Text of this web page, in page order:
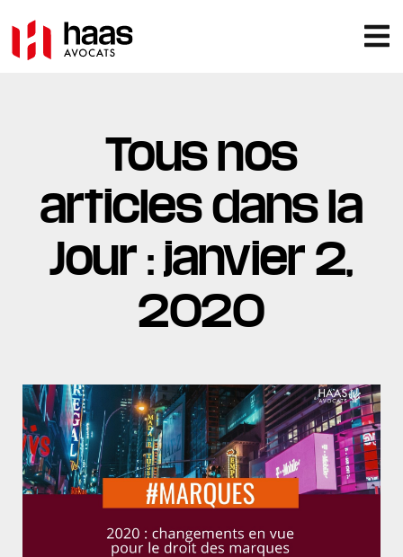
Tous nos
articles dans la
Jour : janvier 2,
2020